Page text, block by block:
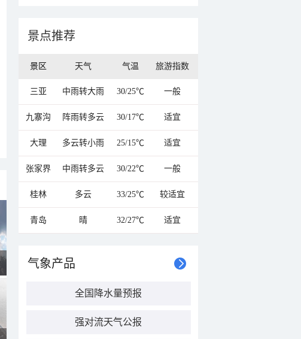
景点推荐
景区 天气 气温 旅游指数
三亚 中雨转大雨 30/25℃ 一般
九寨沟 阵雨转多云 30/17℃ 适宜
大理 多云转小雨 25/15℃ 适宜
张家界 中雨转多云 30/22℃ 一般
桂林 多云 33/25℃ 较适宜
青岛 晴 32/27℃ 适宜
气象产品
全国降水量预报
强对流天气公报